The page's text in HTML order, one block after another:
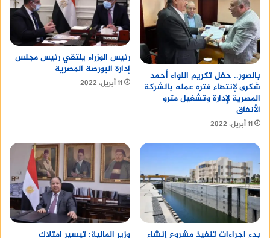
بالصور.. حفل تكريم اللواء أحمد
شكرى لإنتهاء فتره عمله بالشركة
المصرية لإدارة وتشغيل مترو
الأنفاق
11 أبريل، 2022
رئيس الوزراء يلتقي رئيس مجلس
إدارة البورصة المصرية
11 أبريل، 2022
بدء اجراءات تنفيذ مشروع إنشاء
وزير المالية: تيسير امتلاك